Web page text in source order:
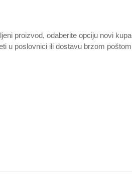
proizvod, odaberite opciju novi
u poslovnici ili dostavu brzom